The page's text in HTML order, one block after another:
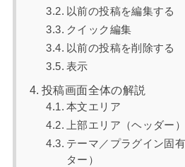
以前の投稿を編集する
クイック編集
以前の投稿を削除する
表示
投稿画面全体の解説
本文エリア
上部エリア（ヘッダー）
テーマ／プラグイン固
ター）